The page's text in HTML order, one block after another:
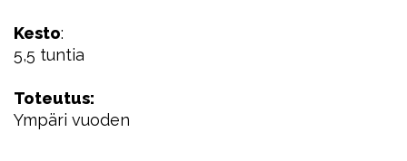
Kesto:
5,5 tuntia
Toteutus:
Ympäri vuoden